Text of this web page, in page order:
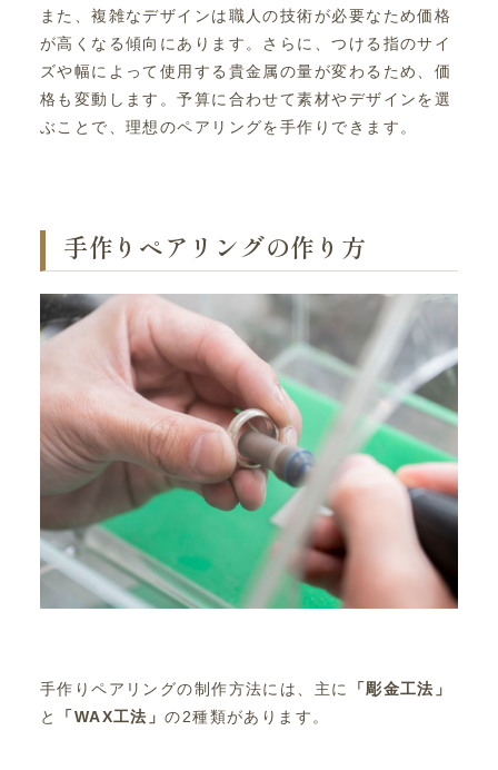
また、複雑なデザインは職人の技術が必要なため価格
が高くなる傾向にあります。さらに、つける指のサイ
ズや幅によって使用する貴金属の量が変わるため、価
格も変動します。予算に合わせて素材やデザインを選
ぶことで、理想のペアリングを手作りできます。
手作りペアリングの作り方
手作りペアリングの制作方法には、主に
「彫金工法」
と
「WAX工法」の2種類があります。